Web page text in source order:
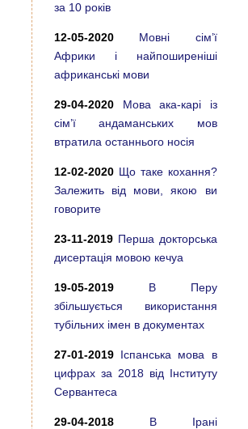
за 10 років
12-05-2020 Мовні сім’ї
Африки і найпоширеніші
африканські мови
29-04-2020 Мова ака-карі із
сім’ї андаманських мов
втратила останнього носія
12-02-2020 Що таке кохання?
Залежить від мови, якою ви
говорите
23-11-2019 Перша докторська
дисертація мовою кечуа
19-05-2019 В Перу
збільшується використання
тубільних імен в документах
27-01-2019 Іспанська мова в
цифрах за 2018 від Інституту
Сервантеса
29-04-2018 В Ірані